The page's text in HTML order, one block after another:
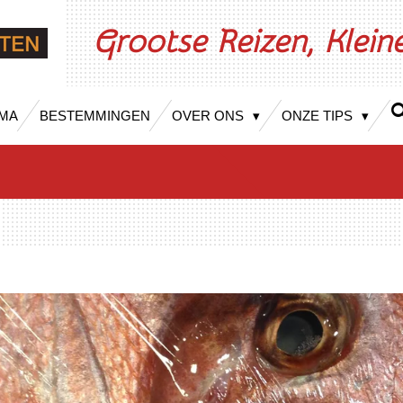
Grootse Reizen,
BESTEMMINGEN OVER ONS ONZE TIPS